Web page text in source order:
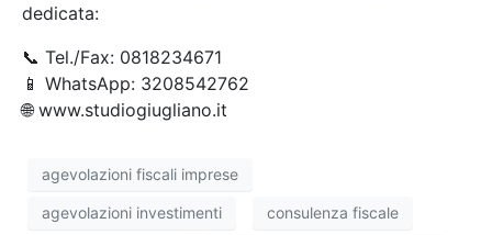
dedicata:
📞 Tel./Fax: 0818234671
📱 WhatsApp: 3208542762
🌐 www.studiogiugliano.it
agevolazioni fiscali imprese
agevolazioni investimenti consulenza fiscale